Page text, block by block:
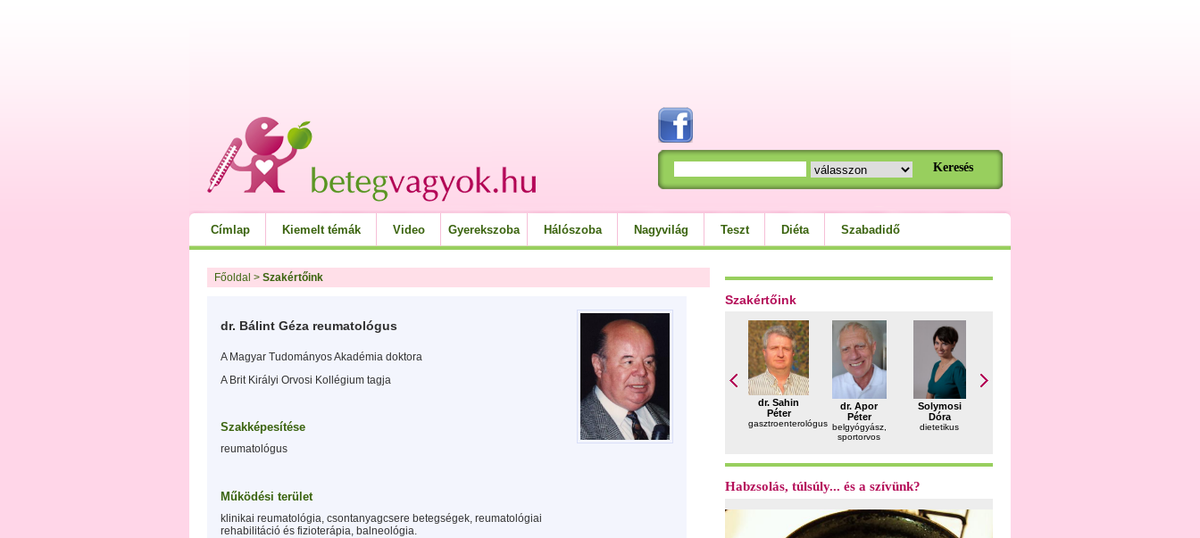
Címlap Kiemelt témák Video Gyerekszoba Hálószoba Nagyvilág Teszt Diéta Szabadidő
Főoldal > Szakértőink
dr. Bálint Géza reumatológus
A Magyar Tudományos Akadémia doktora
A Brit Királyi Orvosi Kollégium tagja
Szakképesítése
reumatológus
Működési terület
klinikai reumatológia, csontanyagcsere betegségek, reumatológiai
rehabilitáció és fizioterápia, balneológia.
Szakértőink
dr. Sahin
Péter
gasztroenterológus
dr. Apor
Péter
belgyógyász,
sportorvos
Solymosi
Dóra
dietetikus
Habzsolás, túlsúly... és a szívünk?